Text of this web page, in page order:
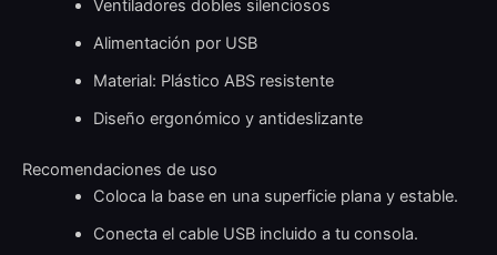
Ventiladores dobles silenciosos
Alimentación por USB
Material: Plástico ABS resistente
Diseño ergonómico y antideslizante
Recomendaciones de uso
Coloca la base en una superficie plana y estable.
Conecta el cable USB incluido a tu consola.